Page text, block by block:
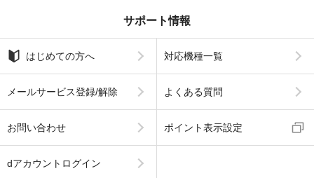
サポート情報
はじめての方へ 対応機種一覧
メールサービス登録/解除 よくある質問
お問い合わせ ポイント表示設定
dアカウントログイン